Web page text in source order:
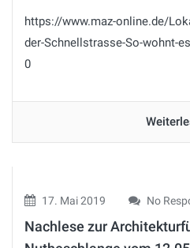
https://www.maz-online.de/
der-Schnellstrasse-So-wohnt-
0
17. Mai 2019 No
Nachlese zur